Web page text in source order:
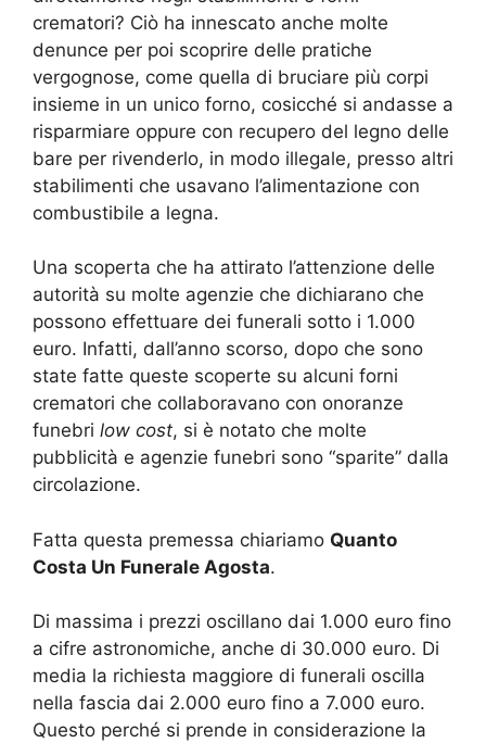
crematori? Ciò ha innescato anche molte
denunce per poi scoprire delle pratiche
vergognose, come quella di bruciare più corpi
insieme in un unico forno, cosicché si andasse a
risparmiare oppure con recupero del legno delle
bare per rivenderlo, in modo illegale, presso altri
stabilimenti che usavano l’alimentazione con
combustibile a legna.
Una scoperta che ha attirato l’attenzione delle
autorità su molte agenzie che dichiarano che
possono effettuare dei funerali sotto i 1.000
euro. Infatti, dall’anno scorso, dopo che sono
state fatte queste scoperte su alcuni forni
crematori che collaboravano con onoranze
funebri low cost, si è notato che molte
pubblicità e agenzie funebri sono “sparite” dalla
circolazione.
Fatta questa premessa chiariamo Quanto
Costa Un Funerale Agosta.
Di massima i prezzi oscillano dai 1.000 euro fino
a cifre astronomiche, anche di 30.000 euro. Di
media la richiesta maggiore di funerali oscilla
nella fascia dai 2.000 euro fino a 7.000 euro.
Questo perché si prende in considerazione la